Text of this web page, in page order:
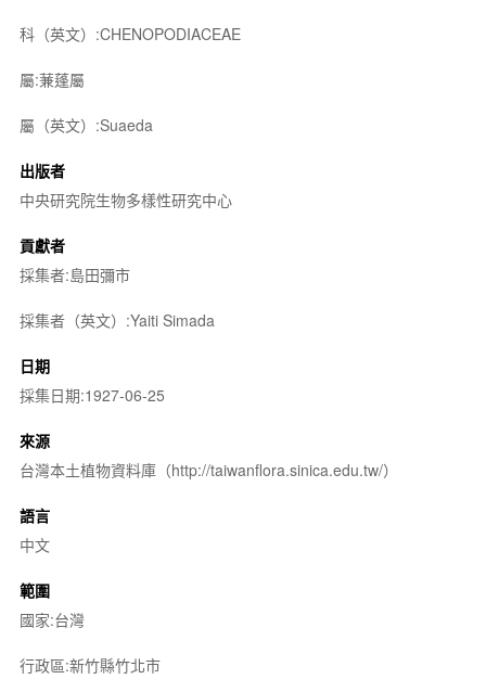
科（英文）:CHENOPODIACEAE
屬:蒹蓬屬
屬（英文）:Suaeda
出版者
中央研究院生物多樣性研究中心
貢獻者
採集者:島田彌市
採集者（英文）:Yaiti Simada
日期
採集日期:1927-06-25
來源
台灣本土植物資料庫（http://taiwanflora.sinica.edu.tw/）
語言
中文
範圍
國家:台灣
行政區:新竹縣竹北市